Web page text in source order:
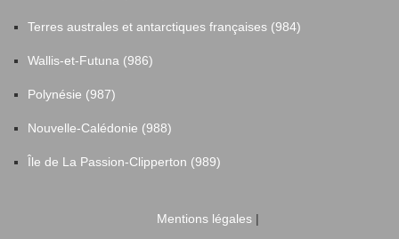
Terres australes et antarctiques françaises (984)
Wallis-et-Futuna (986)
Polynésie (987)
Nouvelle-Calédonie (988)
Île de La Passion-Clipperton (989)
Mentions légales|